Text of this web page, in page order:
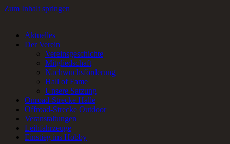
Zum Inhalt springen
RC-Car Verein in Frankfurt am Main für Offroad- und Onroad RC-
Aktuelles
Der Verein
Vereinsgeschichte
Mitgliedschaft
Nachwuchsförderung
Hall of Fame
Unsere Satzung
Onroad-Strecke Halle
Offroad-Strecke Outdoor
Veranstaltungen
Leihfahrzeuge
Einstieg ins Hobby